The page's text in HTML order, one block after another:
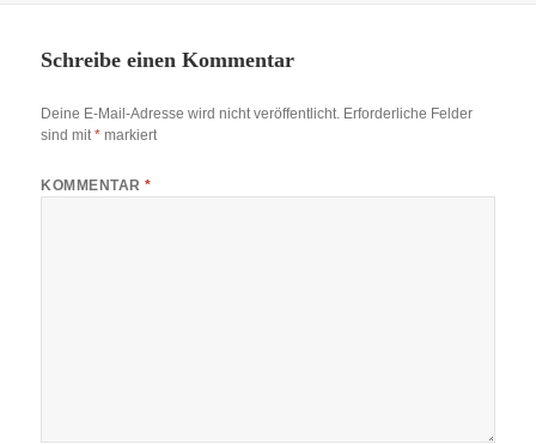
Schreibe einen Kommentar
Deine E-Mail-Adresse wird nicht veröffentlicht. Erforderliche Felder
sind mit* markiert
KOMMENTAR*